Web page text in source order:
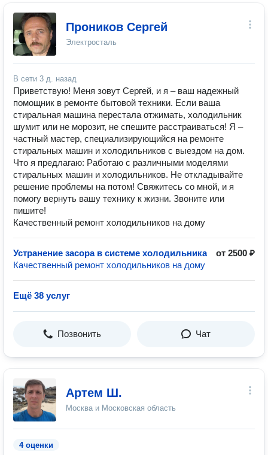
Проников Сергей
Электросталь
В сети 3 д. назад
Приветствую! Меня зовут Сергей, и я – ваш надежный
помощник в ремонте бытовой техники. Если ваша
стиральная машина перестала отжимать, холодильник
шумит или не морозит, не спешите расстраиваться! Я –
частный мастер, специализирующийся на ремонте
стиральных машин и холодильников с выездом на дом.
Что я предлагаю: Работаю с различными моделями
стиральных машин и холодильников. Не откладывайте
решение проблемы на потом! Свяжитесь со мной, и я
помогу вернуть вашу технику к жизни. Звоните или
пишите!
Качественный ремонт холодильников на дому
Устранение засора в системе холодильника
от 2500 ₽
Качественный ремонт холодильников на дому
Ещё 38 услуг
Позвонить Чат
Артем Ш.
Москва и Московская область
4 оценки